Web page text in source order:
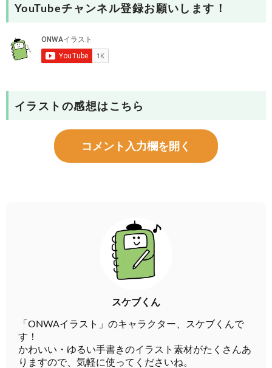
YouTubeチャンネル登録お願いします！
イラストの感想はこちら
コメント入力欄を開く
スケブくん
「ONWAイラスト」のキャラクター、スケブくんで
す！
かわいい・ゆるい手書きのイラスト素材がたくさんあ
りますので、気軽に使ってくださいね。